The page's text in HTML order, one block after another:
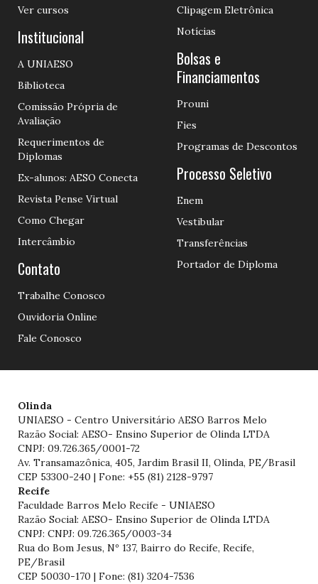
Ver cursos
Institucional
A UNIAESO
Biblioteca
Comissão Própria de
Avaliação
Requerimentos de
Diplomas
Ex-alunos: AESO Conecta
Revista Pense Virtual
Como Chegar
Intercâmbio
Contato
Trabalhe Conosco
Ouvidoria Online
Fale Conosco
Clipagem Eletrônica
Notícias
Bolsas e
Financiamentos
Prouni
Fies
Programas de Descontos
Processo Seletivo
Enem
Vestibular
Transferências
Portador de Diploma
Olinda
UNIAESO - Centro Universitário AESO Barros Melo
Razão Social: AESO- Ensino Superior de Olinda LTDA
CNPJ: 09.726.365/0001-72
Av. Transamazônica, 405, Jardim Brasil II, Olinda, PE/Brasil
CEP 53300-240 | Fone: +55 (81) 2128-9797
Recife
Faculdade Barros Melo Recife - UNIAESO
Razão Social: AESO- Ensino Superior de Olinda LTDA
CNPJ: CNPJ: 09.726.365/0003-34
Rua do Bom Jesus, Nº 137, Bairro do Recife, Recife,
PE/Brasil
CEP 50030-170 | Fone: (81) 3204-7536